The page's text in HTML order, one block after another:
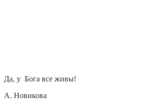
Да, у Бога все живы!
А. Новикова